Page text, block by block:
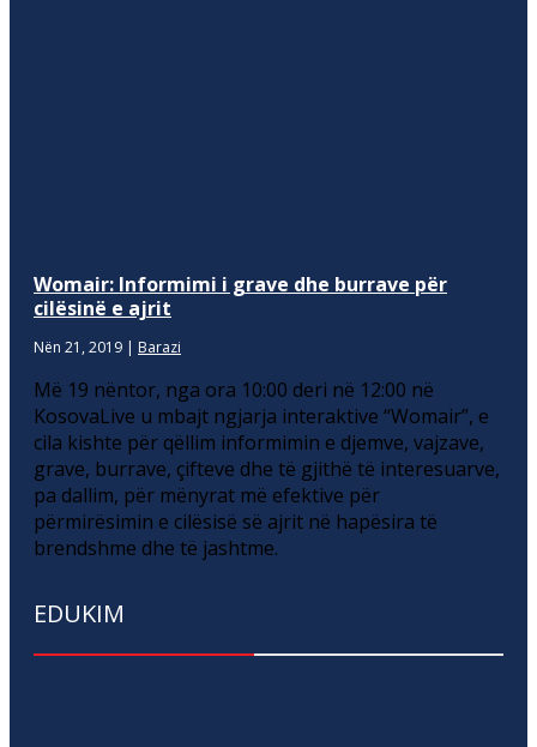
Womair: Informimi i grave dhe burrave për
cilësinë e ajrit
Nën 21, 2019 | Barazi
Më 19 nëntor, nga ora 10:00 deri në 12:00 në
KosovaLive u mbajt ngjarja interaktive “Womair”, e
cila kishte për qëllim informimin e djemve, vajzave,
grave, burrave, çifteve dhe të gjithë të interesuarve,
pa dallim, për mënyrat më efektive për
përmirësimin e cilësisë së ajrit në hapësira të
brendshme dhe të jashtme.
EDUKIM